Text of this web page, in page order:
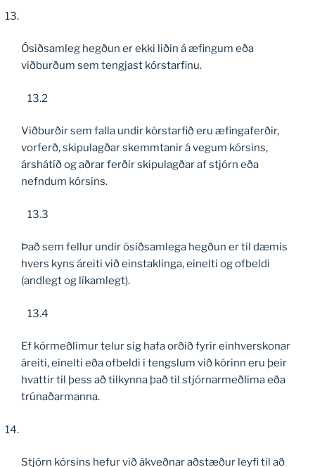
Ósiðsamleg hegðun er ekki liðin á æfingum eða
viðburðum sem tengjast kórstarfinu.
13.2
Viðburðir sem falla undir kórstarfið eru æfingaferðir,
vorferð, skipulagðar skemmtanir á vegum kórsins,
árshátíð og aðrar ferðir skipulagðar af stjórn eða
nefndum kórsins.
13.3
Það sem fellur undir ósiðsamlega hegðun er til dæmis
hvers kyns áreiti við einstaklinga, einelti og ofbeldi
(andlegt og líkamlegt).
13.4
Ef kórmeðlimur telur sig hafa orðið fyrir einhverskonar
áreiti, einelti eða ofbeldi í tengslum við kórinn eru þeir
hvattir til þess að tilkynna það til stjórnarmeðlima eða
trúnaðarmanna.
Stjórn kórsins hefur við ákveðnar aðstæður leyfi til að